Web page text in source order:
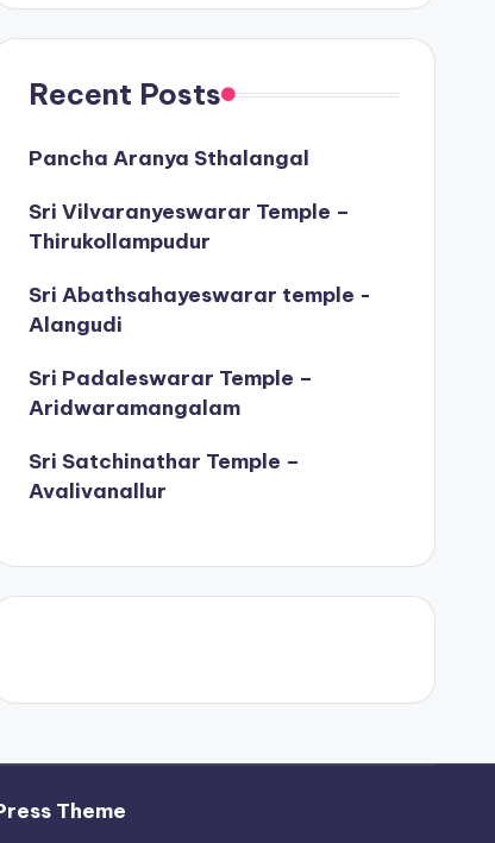
Recent Posts
Pancha Aranya Sthalangal
Sri Vilvaranyeswarar Temple –
Thirukollampudur
Sri Abathsahayeswarar temple -
Alangudi
Sri Padaleswarar Temple –
Aridwaramangalam
Sri Satchinathar Temple –
Avalivanallur
Theme